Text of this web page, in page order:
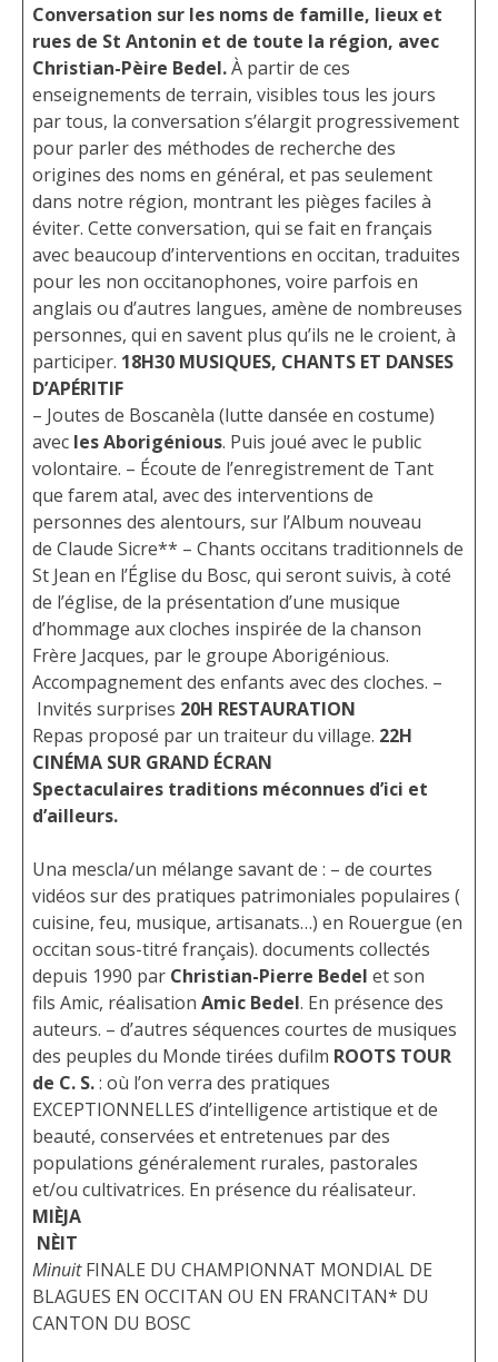
Conversation sur les noms de famille, lieux et
rues de St Antonin et de toute la région, avec
Christian-Pèire Bedel.À partir de ces
enseignements de terrain, visibles tous les jours
par tous, la conversation s’élargit progressivement
pour parler des méthodes de recherche des
origines des noms en général, et pas seulement
dans notre région, montrant les pièges faciles à
éviter. Cette conversation, qui se fait en français
avec beaucoup d’interventions en occitan, traduites
pour les non occitanophones, voire parfois en
anglais ou d’autres langues, amène de nombreuses
personnes, qui en savent plus qu’ils ne le croient, à
participer. 18H30 MUSIQUES, CHANTS ET DANSES
D’APÉRITIF
– Joutes de Boscanèla (lutte dansée en costume)
avec lesAborigénious. Puis joué avec le public
volontaire. – Écoute de l’enregistrement de Tant
que farem atal, avec des interventions de
personnes des alentours, sur l’Album nouveau
de Claude Sicre** – Chants occitans traditionnels de
St Jean en l’Église du Bosc, qui seront suivis, à coté
de l’église, de la présentation d’une musique
d’hommage aux cloches inspirée de la chanson
Frère Jacques, par le groupe Aborigénious.
Accompagnement des enfants avec des cloches. –
Invités surprises 20H RESTAURATION
Repas proposé par un traiteur du village. 22H
CINÉMA SUR GRAND ÉCRAN
Spectaculaires traditions méconnues d’ici et
d’ailleurs.
Una mescla/un mélange savant de : – de courtes
vidéos sur des pratiques patrimoniales populaires (
cuisine, feu, musique, artisanats…) en Rouergue (en
occitan sous-titré français). documents collectés
depuis 1990 par Christian-Pierre Bedel et son
fils Amic, réalisation Amic Bedel. En présence des
auteurs. – d’autres séquences courtes de musiques
des peuples du Monde tirées dufilm ROOTS TOUR
de C. S.: où l’on verra des pratiques
EXCEPTIONNELLES d’intelligence artistique et de
beauté, conservées et entretenues par des
populations généralement rurales, pastorales
et/ou cultivatrices. En présence du réalisateur.
MIÈJA
NÈIT
MinuitFINALE DU CHAMPIONNAT MONDIAL DE
BLAGUES EN OCCITAN OU EN FRANCITAN* DU
CANTON DU BOSC